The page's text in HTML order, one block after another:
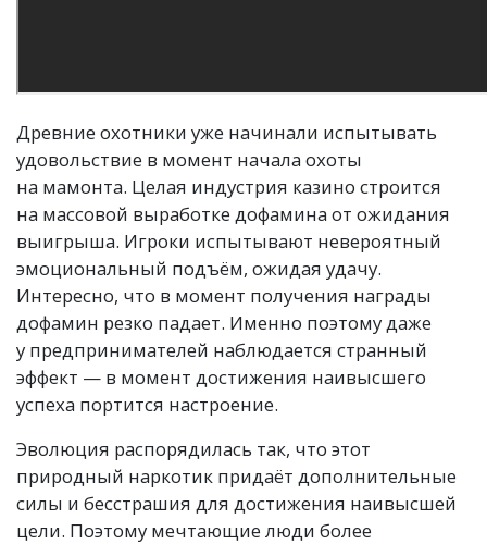
Древние охотники уже начинали испытывать
удовольствие в момент начала охоты
на мамонта. Целая индустрия казино строится
на массовой выработке дофамина от ожидания
выигрыша. Игроки испытывают невероятный
эмоциональный подъём, ожидая удачу.
Интересно, что в момент получения награды
дофамин резко падает. Именно поэтому даже
у предпринимателей наблюдается странный
эффект — в момент достижения наивысшего
успеха портится настроение.
Эволюция распорядилась так, что этот
природный наркотик придаёт дополнительные
силы и бесстрашия для достижения наивысшей
цели. Поэтому мечтающие люди более